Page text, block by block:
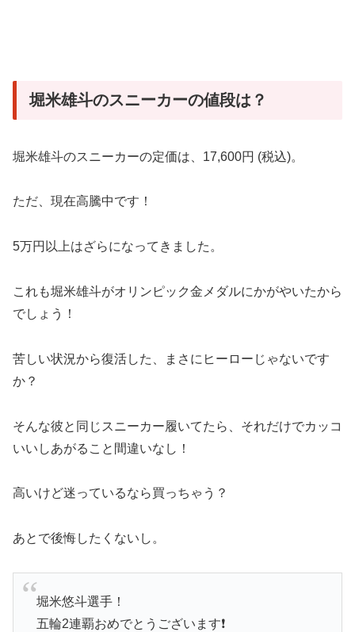
堀米雄斗のスニーカーの値段は？
堀米雄斗のスニーカーの定価は、17,600円 (税込)。
ただ、現在高騰中です！
5万円以上はざらになってきました。
これも堀米雄斗がオリンピック金メダルにかがやいたから
でしょう！
苦しい状況から復活した、まさにヒーローじゃないです
か？
そんな彼と同じスニーカー履いてたら、それだけでカッコ
いいしあがること間違いなし！
高いけど迷っているなら買っちゃう？
あとで後悔したくないし。
堀米悠斗選手！
五輪2連覇おめでとうございます❗️